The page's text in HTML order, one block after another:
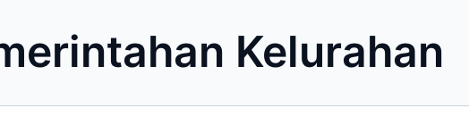
Kelurahan